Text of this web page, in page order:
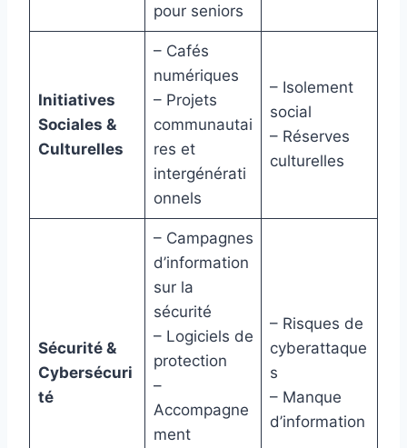
pour seniors
Initiatives
Sociales &
Culturelles
– Cafés
numériques
– Projets
communautai
res et
intergénérati
onnels
– Isolement
social
– Réserves
culturelles
Sécurité &
Cybersécuri
té
– Campagnes
d’information
sur la
sécurité
– Logiciels de
protection
–
Accompagne
ment
– Risques de
cyberattaque
s
– Manque
d’information